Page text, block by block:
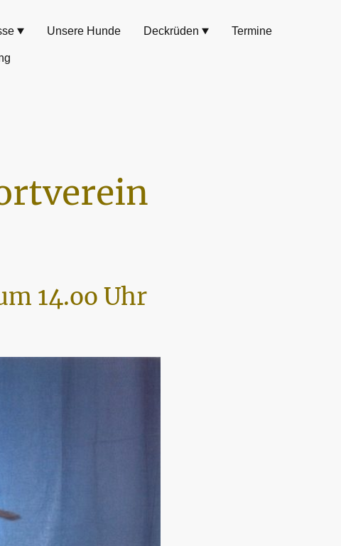
Unsere Hunde Deckrüden Termine
14.oo Uhr